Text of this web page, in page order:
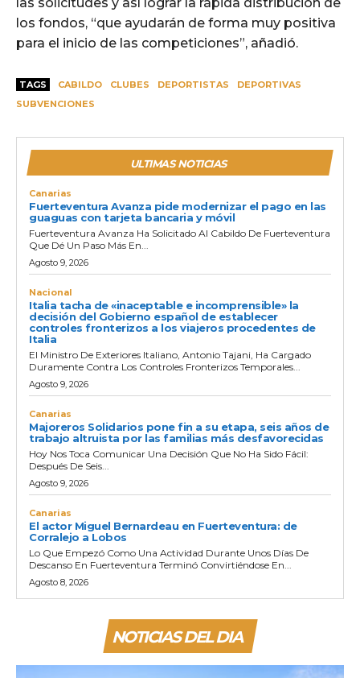
los fondos, “que ayudarán de forma muy positiva
para el inicio de las competiciones”, añadió.
TAGS CABILDO CLUBES DEPORTISTAS
DEPORTIVAS
SUBVENCIONES
ULTIMAS NOTICIAS
Canarias
Fuerteventura Avanza pide modernizar el pago en las
guaguas con tarjeta bancaria y móvil
Fuerteventura Avanza Ha Solicitado Al Cabildo De Fuerteventura
Que Dé Un Paso Más En...
Agosto 9, 2026
Nacional
Italia tacha de «inaceptable e incomprensible» la
decisión del Gobierno español de establecer
controles fronterizos a los viajeros procedentes de
Italia
El Ministro De Exteriores Italiano, Antonio Tajani, Ha Cargado
Duramente Contra Los Controles Fronterizos Temporales...
Agosto 9, 2026
Canarias
Majoreros Solidarios pone fin a su etapa, seis años de
trabajo altruista por las familias más desfavorecidas
Hoy Nos Toca Comunicar Una Decisión Que No Ha Sido Fácil:
Después De Seis...
Agosto 9, 2026
Canarias
El actor Miguel Bernardeau en Fuerteventura: de
Corralejo a Lobos
Lo Que Empezó Como Una Actividad Durante Unos Días De
Descanso En Fuerteventura Terminó Convirtiéndose En...
Agosto 8, 2026
NOTICIAS DEL DIA